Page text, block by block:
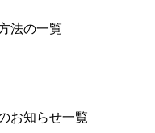
法の一覧
お知らせ一覧